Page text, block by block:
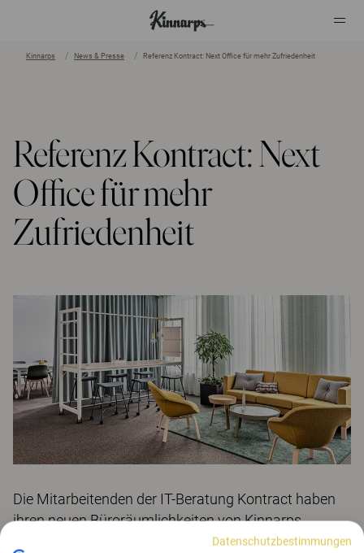
Kinnarps News & Presse Referenz Kontract: Next Office für mehr Zufriedenheit
Referenz Kontract: Next
Office für mehr
Zufriedenheit
Die Mitarbeitenden der IT-Beratung Kontract haben
ihren neuen Büroräumlichkeiten von Kinnarps
Bestnoten verliehen. Hier können sie die neuen
Datenschutzbestimmungen